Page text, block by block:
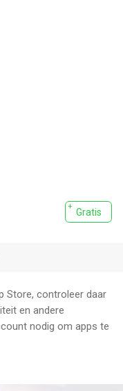
Gratis
Store, controleer daar
en andere
nodig om apps te